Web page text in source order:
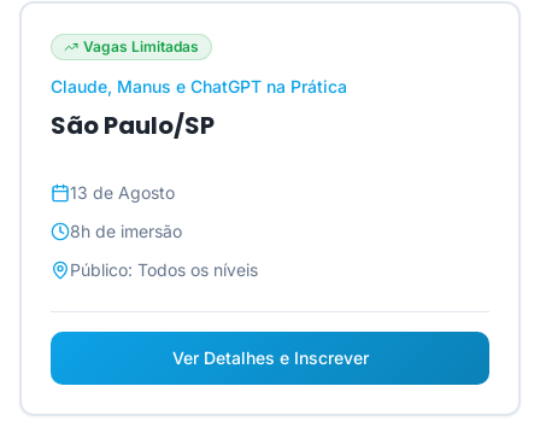
Vagas Limitadas
Claude, Manus e ChatGPT na Prática
São Paulo/SP
13 de Agosto
8h de imersão
Público: Todos os níveis
Ver Detalhes e Inscrever